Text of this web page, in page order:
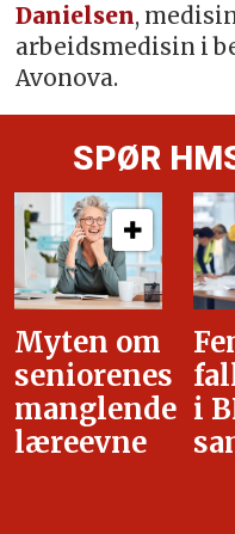
Danielsen,
arbeidsmedisin i
Avonova.
SPØR
Fem
fallgruver
i BHT-
samarbeidet